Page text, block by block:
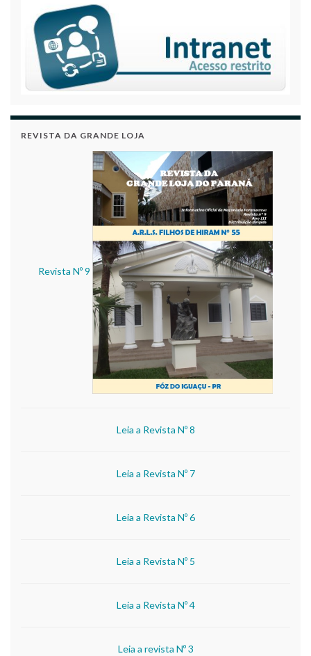
REVISTA DA GRANDE LOJA
Revista Nº 9
Leia a Revista Nº 8
Leia a Revista Nº 7
Leia a Revista Nº 6
Leia a Revista Nº 5
Leia a Revista Nº 4
Leia a revista Nº 3